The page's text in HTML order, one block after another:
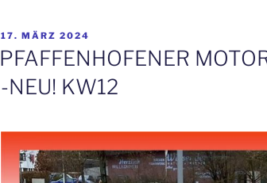
VERÖFFENTLICHT
AM
17. MÄRZ 2024
PFAFFENHOFENER
-NEU! KW12